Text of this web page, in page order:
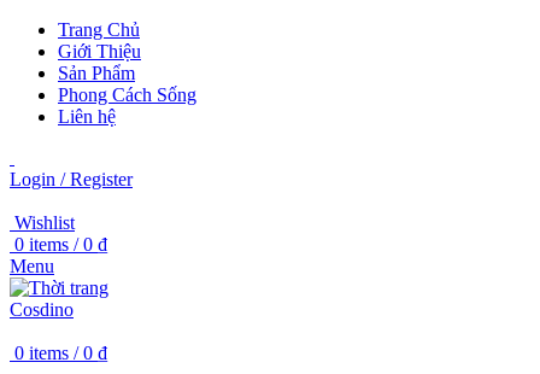
Trang Chủ
Giới Thiệu
Sản Phẩm
Phong Cách Sống
Liên hệ
Login / Register
Wishlist
0 items / 0 ₫
Menu
0 items / 0 ₫